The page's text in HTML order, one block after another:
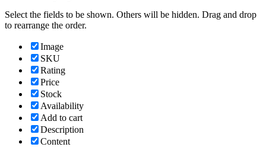
Select the fields to be shown. Others will be hidden. Drag and drop
to rearrange the order.
Image
SKU
Rating
Price
Stock
Availability
Add to cart
Description
Content